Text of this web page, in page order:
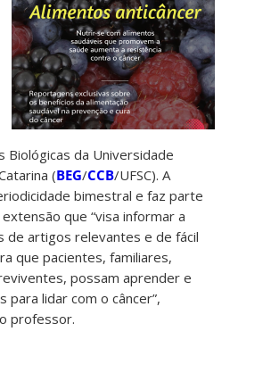
Biológicas da Universidade
(BEG/CCB/UFSC). A
bimestral e faz parte
que “visa informar a
de artigos relevantes e de fácil
que pacientes, familiares,
possam aprender e
lidar com o câncer”,
professor.